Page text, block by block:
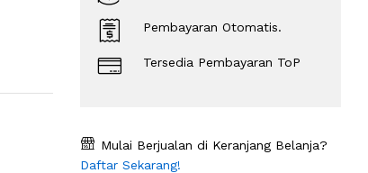
Pembayaran Otomatis.
Tersedia Pembayaran ToP
Mulai Berjualan di Keranjang Belanja?
Daftar Sekarang!